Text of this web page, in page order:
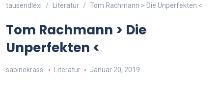
tausendléxi Literatur Tom Rachmann > Die Unperfekten <
Tom Rachmann > Die
Unperfekten <
sabinekrass Literatur Januar 20, 2019